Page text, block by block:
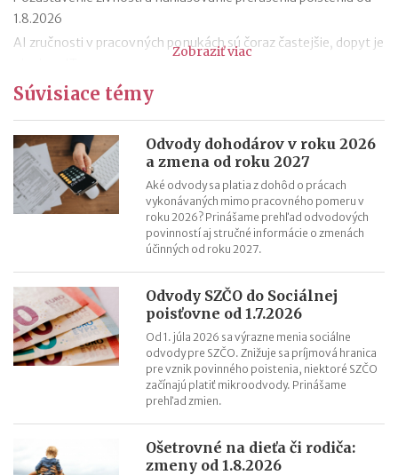
1.8.2026
AI zručnosti v pracovných ponukách sú čoraz častejšie, dopyt je
Návrat z dovolenky mimo EÚ: čo si možno priniesť bez platenia
Nové pravidlá EÚ v leteckej doprave: zlepšenie práv pre
cestujúcich
Riziká lacného „značkového“ tovaru: strata peňazí aj ohrozenie
zdravia
Nové pravidlá kontroly PZP od 1.8.2026
Nárok na daňový bonus či platenie poistného: pravidlá a
termíny po skončení školského roka
OČR cez letné prázdniny a zmena tlačiva v roku 2026
Zobraziť viac
Súvisiace témy
Odvody dohodárov v roku 2026
a zmena od roku 2027
Aké odvody sa platia z dohôd o prácach
vykonávaných mimo pracovného pomeru v
roku 2026? Prinášame prehľad odvodových
povinností aj stručné informácie o zmenách
účinných od roku 2027.
Odvody SZČO do Sociálnej
poisťovne od 1.7.2026
Od 1. júla 2026 sa výrazne menia sociálne
odvody pre SZČO. Znižuje sa príjmová hranica
pre vznik povinného poistenia, niektoré SZČO
začínajú platiť mikroodvody. Prinášame
prehľad zmien.
Ošetrovné na dieťa či rodiča:
zmeny od 1.8.2026